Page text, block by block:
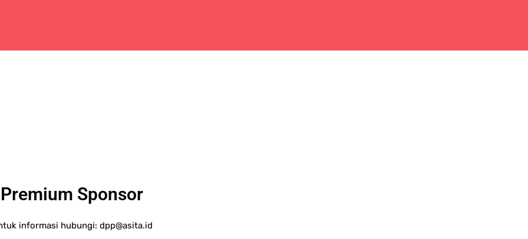
Premium Sponsor
informasi hubungi: dpp@asita.id